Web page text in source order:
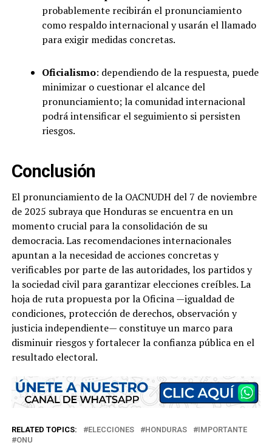
probablemente recibirán el pronunciamiento
como respaldo internacional y usarán el llamado
para exigir medidas concretas.
Oficialismo: dependiendo de la respuesta, puede
minimizar o cuestionar el alcance del
pronunciamiento; la comunidad internacional
podrá intensificar el seguimiento si persisten
riesgos.
Conclusión
El pronunciamiento de la OACNUDH del 7 de noviembre
de 2025 subraya que Honduras se encuentra en un
momento crucial para la consolidación de su
democracia. Las recomendaciones internacionales
apuntan a la necesidad de acciones concretas y
verificables por parte de las autoridades, los partidos y
la sociedad civil para garantizar elecciones creíbles. La
hoja de ruta propuesta por la Oficina —igualdad de
condiciones, protección de derechos, observación y
justicia independiente— constituye un marco para
disminuir riesgos y fortalecer la confianza pública en el
resultado electoral.
RELATED TOPICS: ELECCIONES HONDURAS
IMPORTANTE
ONU